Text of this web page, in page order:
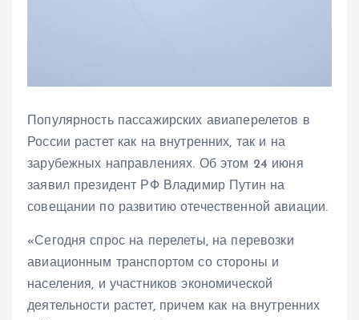
Популярность пассажирских авиаперелетов в
России растет как на внутренних, так и на
зарубежных направлениях. Об этом 24 июня
заявил президент РФ Владимир Путин на
совещании по развитию отечественной авиации.
«Сегодня спрос на перелеты, на перевозки
авиационным транспортом со стороны и
населения, и участников экономической
деятельности растет, причем как на внутренних